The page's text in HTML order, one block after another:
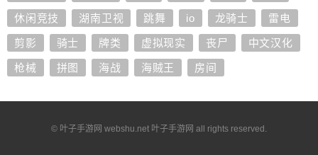
休闲竞技 湖南卫视 跳舞 io 龙骑士 雷电
剪影 骑士 牌类 虚拟现实 丧尸 中文汉化
枪械 拼图 海战 海贼王 房间
© 叶子手游网 webshu.net 叶子手游网 all rights reserved.